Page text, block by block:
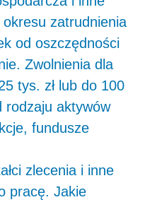
zatrudnienia
od oszczędności
Zwolnienia dla
tys. zł lub do 100
rodzaju aktywów
fundusze
zlecenia i inne
pracę. Jakie